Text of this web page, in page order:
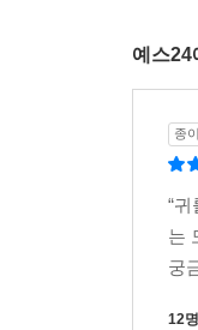
탐스러
따뜻한
만질
인간으
예스24
종
“
는
궁
12명